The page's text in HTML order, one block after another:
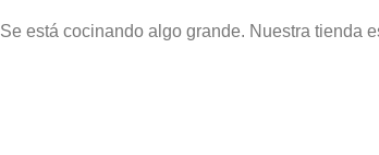
Se está cocinando algo grande. Nuestra tienda